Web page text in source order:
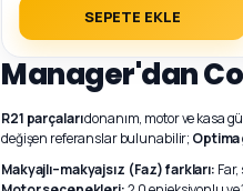
SEPETE EKLE
Manager'dan
R21 parçalarıdonanım, motor ve kasa
değişen referanslar bulunabilir; Optima
Makyajlı–makyajsız (Faz) farkları: